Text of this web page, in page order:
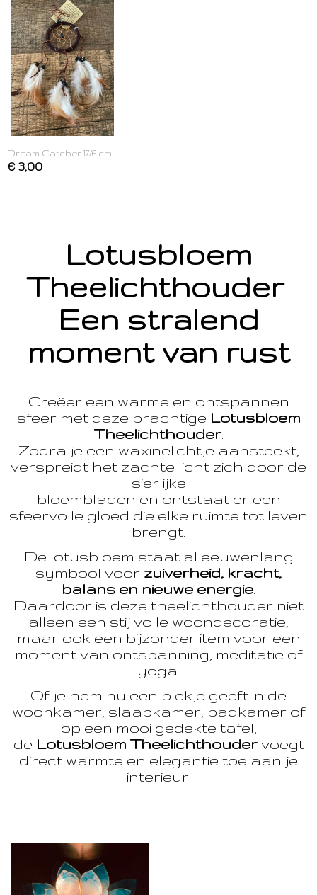
Dream Catcher 17/6 cm
€ 3,00
Lotusbloem
Theelichthouder
Een stralend
moment van rust
Creëer een warme en ontspannen
sfeer met deze prachtige Lotusbloem
Theelichthouder.
Zodra je een waxinelichtje aansteekt,
verspreidt het zachte licht zich door de
sierlijke
bloembladen en ontstaat er een
sfeervolle gloed die elke ruimte tot leven
brengt.
De lotusbloem staat al eeuwenlang
symbool voor zuiverheid, kracht,
balans en nieuwe energie
Daardoor is deze theelichthouder niet
alleen een stijlvolle woondecoratie,
maar ook een bijzonder item voor een
moment van ontspanning, meditatie of
yoga.
Of je hem nu een plekje geeft in de
woonkamer, slaapkamer, badkamer of
op een mooi gedekte tafel,
de Lotusbloem Theelichthoudervoegt
direct warmte en elegantie toe aan je
interieur.